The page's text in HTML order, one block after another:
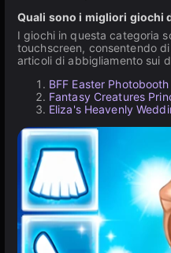
Quali sono i migliori giochi
I giochi in questa categoria
touchscreen, consentendo
articoli di abbigliamento sui
BFF Easter
Fantasy Creatures
Eliza's Heavenly